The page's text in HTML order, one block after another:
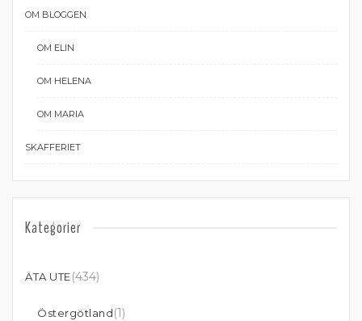
OM BLOGGEN
OM ELIN
OM HELENA
OM MARIA
SKAFFERIET
Kategorier
ÄTA UTE(434)
Östergötland(1)